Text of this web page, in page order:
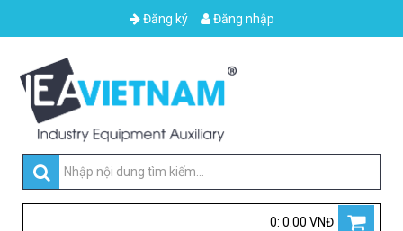
Đăng ký Đăng nhập
0: 0.00 VNĐ